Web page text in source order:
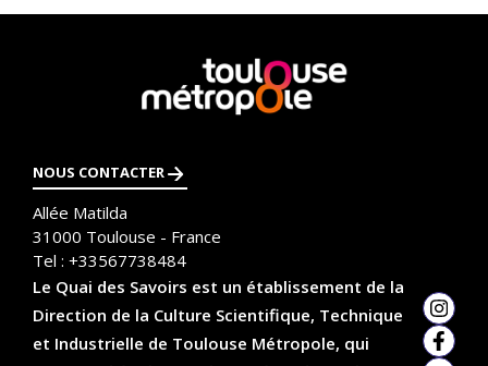
En
savoir
plus
NOUS CONTACTER
Allée Matilda
31000 Toulouse - France
Tel : +33567738484
Le Quai des Savoirs est un établissement de la
Direction de la Culture Scientifique, Technique
et Industrielle de Toulouse Métropole, qui